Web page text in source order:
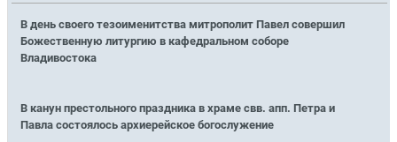
В день своего тезоименитства митрополит Павел совершил
Божественную литургию в кафедральном соборе
Владивостока
В канун престольного праздника в храме свв. апп. Петра и
Павла состоялось архиерейское богослужение